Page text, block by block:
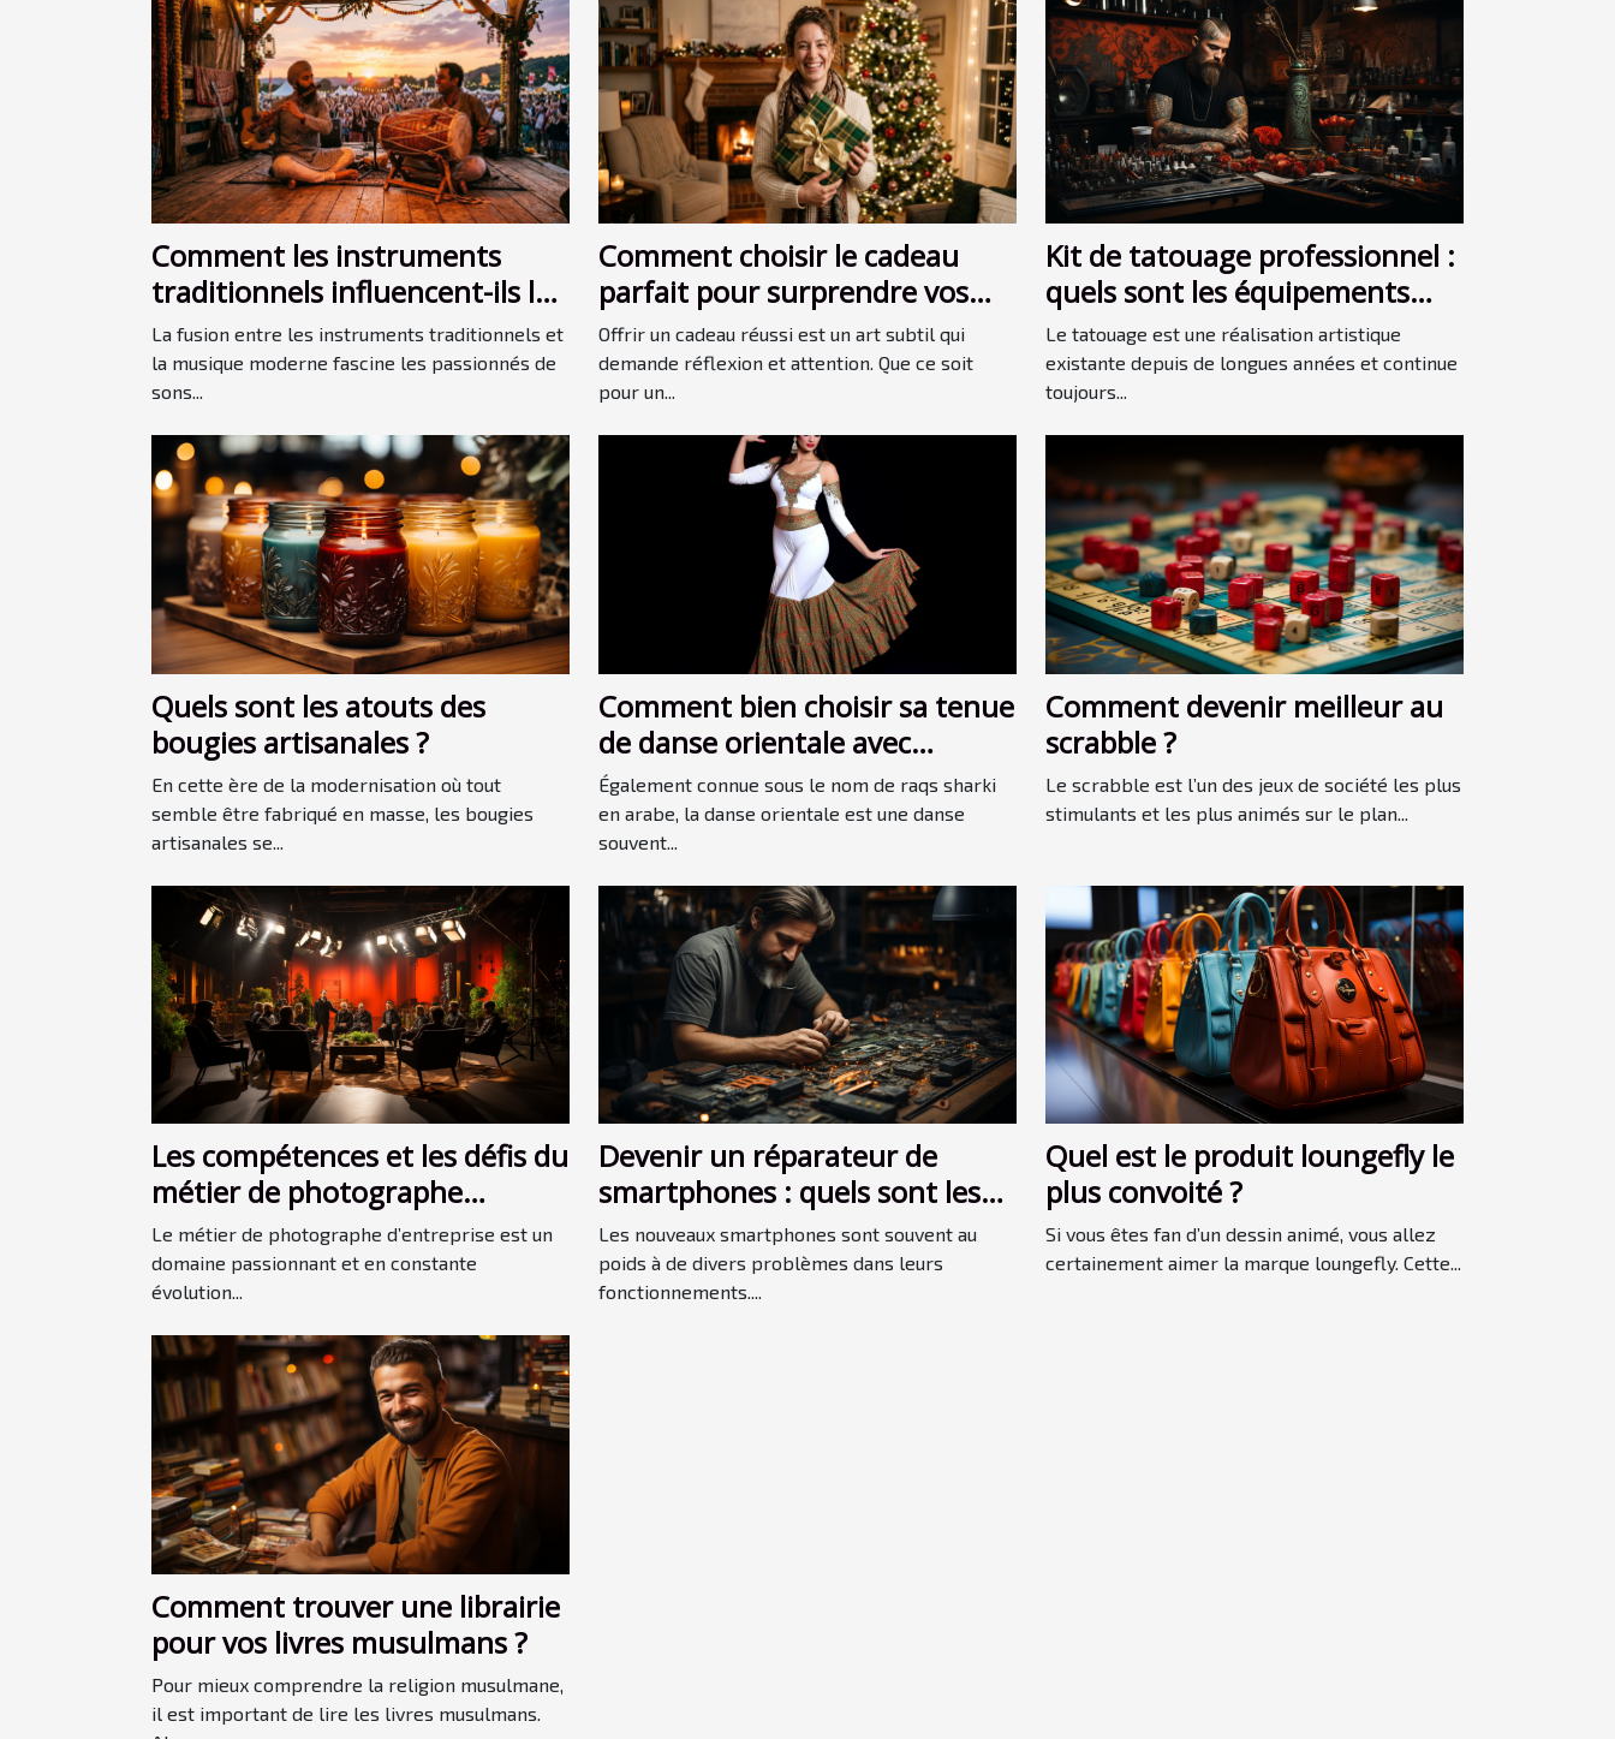
Comment les instruments
traditionnels influencent-ils la
musique moderne ?
La fusion entre les instruments traditionnels et
la musique moderne fascine les passionnés de
sons...
Comment choisir le cadeau
parfait pour surprendre vos
proches ?
Offrir un cadeau réussi est un art subtil qui
demande réflexion et attention. Que ce soit
pour un...
Kit de tatouage professionnel :
quels sont les équipements
indispensables et que faut-il
rechercher lors de l'achat ?
Le tatouage est une réalisation artistique
existante depuis de longues années et continue
toujours...
Quels sont les atouts des
bougies artisanales ?
En cette ère de la modernisation où tout
semble être fabriqué en masse, les bougies
artisanales se...
Comment bien choisir sa tenue
de danse orientale avec
pantalon ?
Également connue sous le nom de raqs sharki
en arabe, la danse orientale est une danse
souvent...
Comment devenir meilleur au
scrabble ?
Le scrabble est l’un des jeux de société les plus
stimulants et les plus animés sur le plan...
Les compétences et les défis du
métier de photographe
d’entreprise
Le métier de photographe d’entreprise est un
domaine passionnant et en constante
évolution...
Devenir un réparateur de
smartphones : quels sont les
potentiels avantages ?
Les nouveaux smartphones sont souvent au
poids à de divers problèmes dans leurs
fonctionnements....
Quel est le produit loungefly le
plus convoité ?
Si vous êtes fan d’un dessin animé, vous allez
certainement aimer la marque loungefly. Cette...
Comment trouver une librairie
pour vos livres musulmans ?
Pour mieux comprendre la religion musulmane,
il est important de lire les livres musulmans.